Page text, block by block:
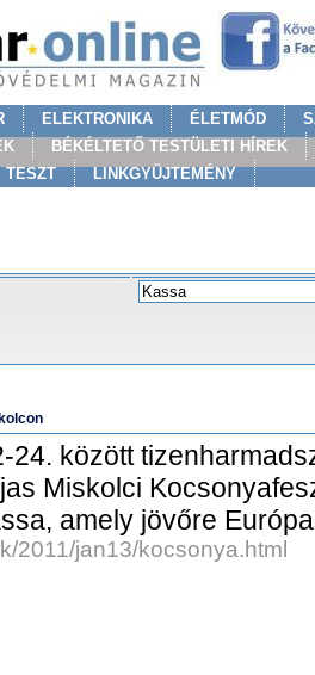
ELEKTRONIKA ÉLETMÓD
BÉKÉLTETŐ TESTÜLETI HÍREK
TESZT LINKGYÜJTEMÉNY
24. között
Miskolci
amely jövőre
2011/jan13/kocsonya.html